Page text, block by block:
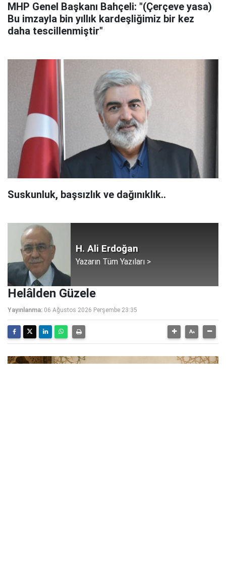
MHP Genel Başkanı Bahçeli: "(Çerçeve yasa)
Bu imzayla bin yıllık kardeşliğimiz bir kez
daha tescillenmiştir"
Suskunluk, başsızlık ve dağınıklık..
H. Ali Erdoğan
Yazarın Tüm Yazıları >
Helâlden Güzele
Yayınlanma: 06 Ağustos 2026 Perşembe 23:35